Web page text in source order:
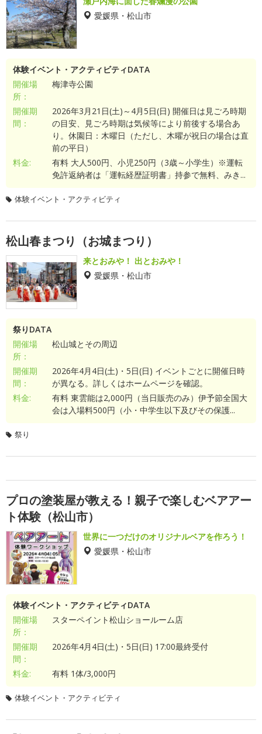
愛媛県・松山市
体験イベント・アクティビティDATA
開催場
所：
梅津寺公園
開催期
間：
2026年3月21日(土)～4月5日(日) 開催日は見ごろ時期
の目安、見ごろ時期は気候等により前後する場合あ
り。休園日：木曜日（ただし、木曜が祝日の場合は直
前の平日）
料金:
有料 大人500円、小児250円（3歳～小学生）※運転
免許返納者は「運転経歴証明書」持参で無料、みき...
体験イベント・アクティビティ
松山春まつり（お城まつり）
来とおみや！ 出とおみや！
愛媛県・松山市
祭りDATA
開催場
所：
松山城とその周辺
開催期
間：
2026年4月4日(土)・5日(日) イベントごとに開催日時
が異なる。詳しくはホームページを確認。
料金:
有料 東雲能は2,000円（当日販売のみ）伊予節全国大
会は入場料500円（小・中学生以下及びその保護...
祭り
プロの塗装屋が教える！親子で楽しむベアアー
ト体験（松山市）
世界に一つだけのオリジナルベアを作ろう！
愛媛県・松山市
体験イベント・アクティビティDATA
開催場
所：
スターペイント松山ショールーム店
開催期
間：
2026年4月4日(土)・5日(日) 17:00最終受付
料金: 有料 1体/3,000円
体験イベント・アクティビティ